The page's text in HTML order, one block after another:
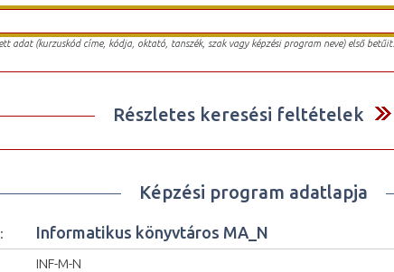
adat (kurzuskód címe, kódja, oktató, tanszék, szak vagy képzési program neve) első betűit.
Részletes keresési feltételek
Képzési program adatlapja
Informatikus könyvtáros MA_N
INF-M-N